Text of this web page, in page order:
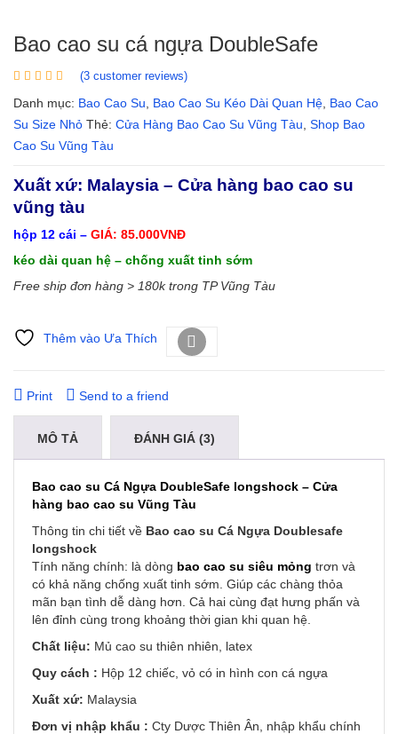
Bao cao su cá ngựa DoubleSafe
(3 customer reviews)
Danh mục: Bao Cao Su Bao Cao Su Kéo Dài Quan Hệ Bao Cao
Su Size Nhỏ Thẻ: Cửa Hàng Bao Cao Su Vũng Tàu Shop Bao
Cao Su Vũng Tàu
Xuất xứ: Malaysia – Cửa hàng bao cao su
vũng tàu
hộp 12 cái – GIÁ: 85.000VNĐ
kéo dài quan hệ – chống xuất tinh sớm
Free ship đơn hàng > 180k trong TP Vũng Tàu
Thêm vào Ưa Thích
Print Send to a friend
MÔ TẢ ĐÁNH GIÁ (3)
Bao cao su Cá Ngựa DoubleSafe longshock – Cửa
hàng bao cao su Vũng Tàu
Thông tin chi tiết về Bao cao su Cá Ngựa Doublesafe
longshock
Tính năng chính: là dòng bao cao su siêu mỏng trơn và
có khả năng chống xuất tinh sớm. Giúp các chàng thỏa
mãn bạn tình dễ dàng hơn. Cả hai cùng đạt hưng phấn và
lên đỉnh cùng trong khoảng thời gian khi quan hệ.
Chất liệu: Mủ cao su thiên nhiên, latex
Quy cách : Hộp 12 chiếc, vỏ có in hình con cá ngựa
Xuất xứ: Malaysia
Đơn vị nhập khẩu : Cty Dược Thiên Ân, nhập khẩu chính